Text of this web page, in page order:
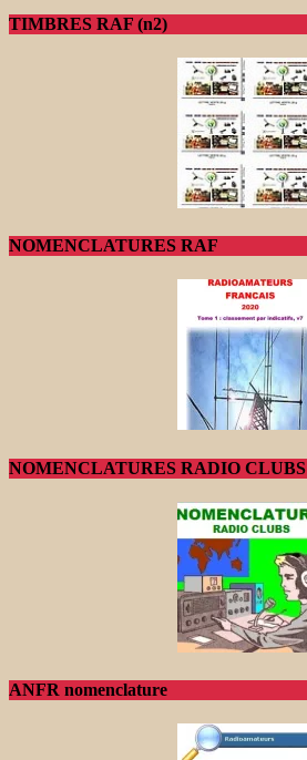
TIMBRES RAF (n2)
NOMENCLATURES RAF
NOMENCLATURES RADIO CLUBS
ANFR nomenclature